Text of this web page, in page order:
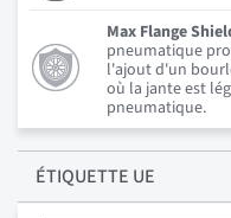
Max Flange
pneumatique
l'ajout d'un
où la jante est
pneumatique.
ÉTIQUETTE UE